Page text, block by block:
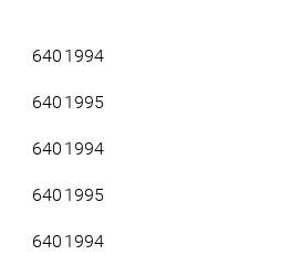
640 1994
640 1995
640 1994
640 1995
640 1994